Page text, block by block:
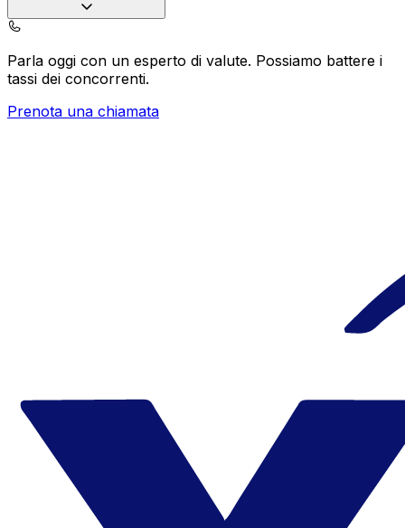
Parla oggi con un esperto di valute. Possiamo battere i
tassi dei concorrenti.
Prenota una chiamata